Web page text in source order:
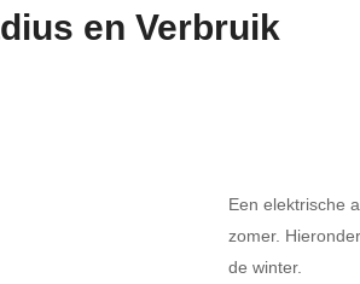
en Verbruik
Een elektrische
zomer.
de winter.